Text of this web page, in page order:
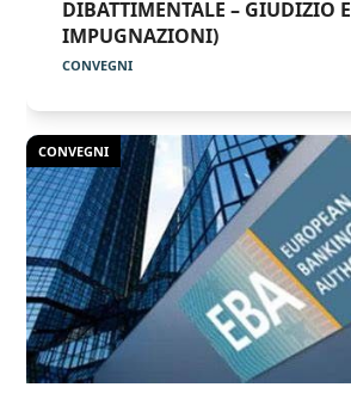
DIBATTIMENTALE – GIUDIZIO E
IMPUGNAZIONI)
CONVEGNI
CONVEGNI